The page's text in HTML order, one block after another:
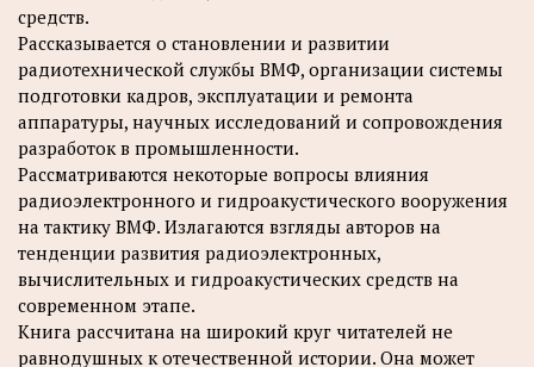
средств.
Рассказывается о становлении и развитии
радиотехнической службы ВМФ, организации системы
подготовки кадров, эксплуатации и ремонта
аппаратуры, научных исследований и сопровождения
разработок в промышленности.
Рассматриваются некоторые вопросы влияния
радиоэлектронного и гидроакустического вооружения
на тактику ВМФ. Излагаются взгляды авторов на
тенденции развития радиоэлектронных,
вычислительных и гидроакустических средств на
современном этапе.
Книга рассчитана на широкий круг читателей не
равнодушных к отечественной истории. Она может